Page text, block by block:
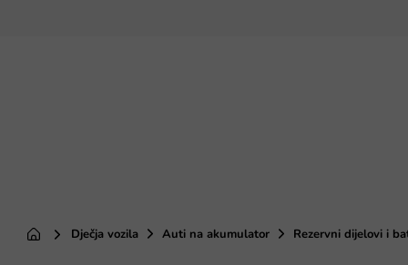
PočetnaDječja vozila Auti na akumulator Rezervni dijelovi i